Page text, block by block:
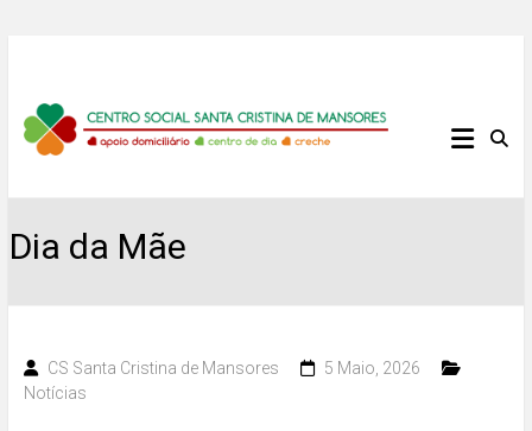
content
Centro
Santa
de
Mansores
Dia da Mãe
CS Santa Cristina de Mansores
5 Maio, 2026
Notícias